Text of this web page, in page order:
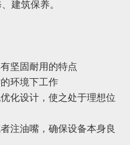
建筑保养。
坚固耐用的特点
环境下工作
化设计，使之处于理想位
注油嘴，确保设备本身良